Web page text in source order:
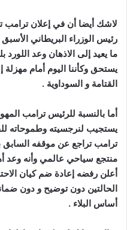
لاشك أيضا أن في إعلان
رئيس الوزراء البريطاني
ما يعيد إلى الاذهان وعد اللورد
يستحق وكأننا اليوم أمام
القتامة و السوداوية .
أما بالنسبة للرئيس ترامب
يستجيب لنرجسيته وطموحاته
ترامب تراجع عن موقفه السابق
منتجع سياحي عالمي وأنه وعد
أعلن رفضه إعادة ضم كيان
الحالتين دون توضيح و دون
أساس البلاء .